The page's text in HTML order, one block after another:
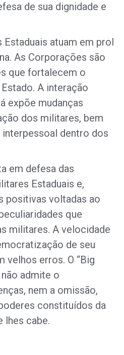
de sua dignidade e
atuam em prol
As Corporações são
que fortalecem o
A interação
expõe mudanças
dos militares, bem
dentro dos
em defesa das
Estaduais e,
positivas voltadas ao
que
militares. A velocidade
de seu
velhos erros. O “Big
admite o
nem a omissão,
constituídos da
lhes cabe.